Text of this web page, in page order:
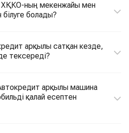
ның мекенжайы мен
болады?
арқылы сатқан кезде,
тексереді?
арқылы машина
қалай есептен